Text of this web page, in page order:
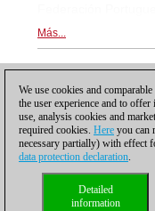
Más...
Política de privacidad
Licencias
We use cookies and
the user experience and to
use, analysis cookies and
required cookies. Here you can
necessary partially) with effect
data protection declaration.
Detailed
information